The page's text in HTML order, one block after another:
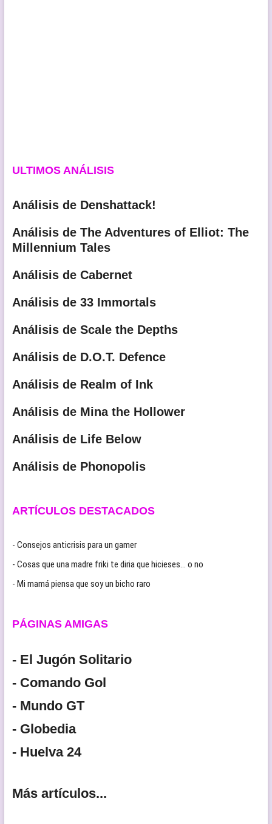
ULTIMOS ANÁLISIS
Análisis de Denshattack!
Análisis de The Adventures of Elliot: The
Millennium Tales
Análisis de Cabernet
Análisis de 33 Immortals
Análisis de Scale the Depths
Análisis de D.O.T. Defence
Análisis de Realm of Ink
Análisis de Mina the Hollower
Análisis de Life Below
Análisis de Phonopolis
ARTÍCULOS DESTACADOS
- Consejos anticrisis para un gamer
- Cosas que una madre friki te diria que hicieses… o no
- Mi mamá piensa que soy un bicho raro
PÁGINAS AMIGAS
- El Jugón Solitario
- Comando Gol
- Mundo GT
- Globedia
- Huelva 24
Más artículos...